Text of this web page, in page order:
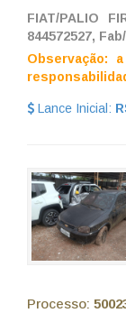
FIAT/PALIO
844572527,
Observação:
Lance Inicial:
Processo: